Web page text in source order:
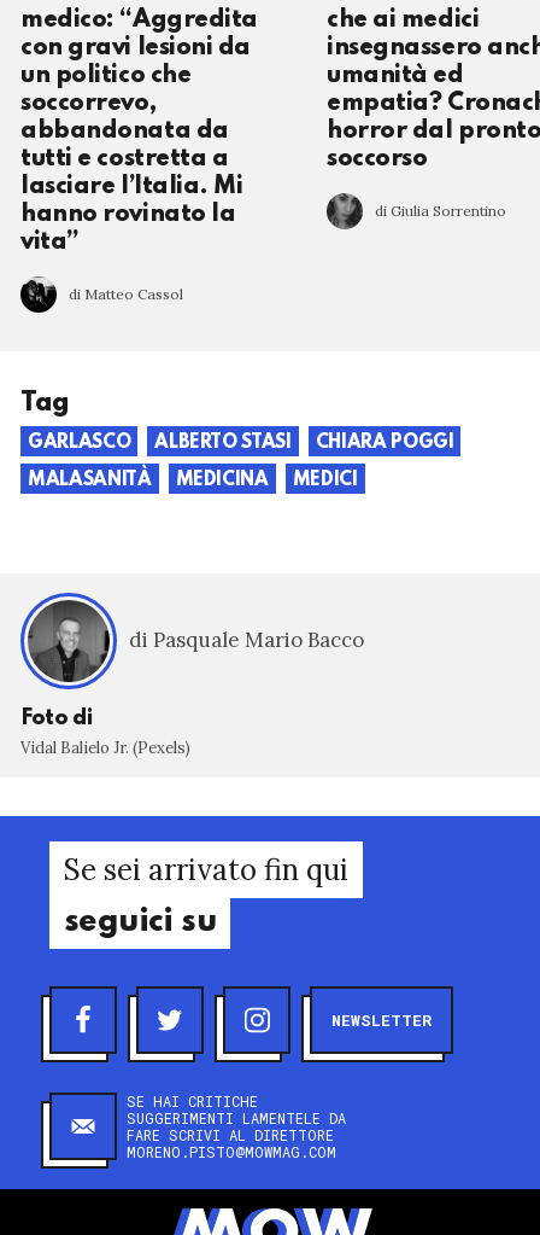
medico: “Aggredita
con gravi lesioni da
un politico che
soccorrevo,
abbandonata da
tutti e costretta a
lasciare l’Italia. Mi
hanno rovinato la
vita”
di Matteo Cassol
che ai medici
insegnassero
umanità ed
empatia?
horror dal
soccorso
di Giulia Sorrentino
Tag
GARLASCO ALBERTO STASI
CHIARA POGGI
MALASANITÀ
MEDICINA MEDICI
di Pasquale Mario Bacco
Foto di
Vidal Balielo Jr. (Pexels)
Se sei arrivato fin qui
seguici su
NEWSLETTER
SE HAI CRITICHE
SUGGERIMENTI LAMENTELE DA
FARE SCRIVI AL DIRETTORE
MORENO.PISTO@MOWMAG.COM